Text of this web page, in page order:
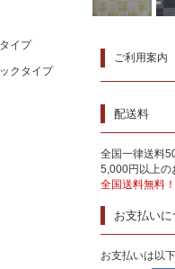
ご利用案内
配送料
全国一律送料
5,000円以上の
全国送料無料！
お支払いに
お支払いは以
イプ
クタイプ